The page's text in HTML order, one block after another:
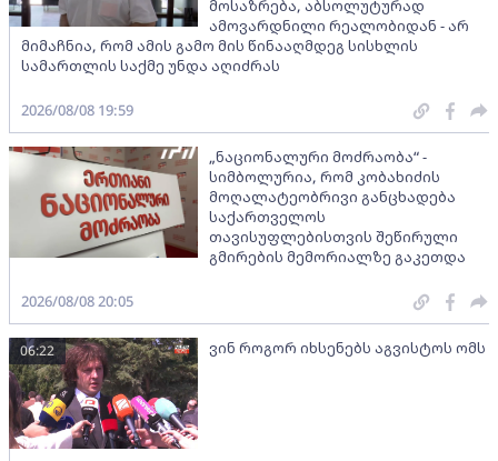
მოსაზრება, აბსოლუტურად
ამოვარდნილი რეალობიდან - არ
მიმაჩნია, რომ ამის გამო მის წინააღმდეგ სისხლის
სამართლის საქმე უნდა აღიძრას
2026/08/08 19:59
„ნაციონალური მოძრაობა“ -
სიმბოლურია, რომ კობახიძის
მოღალატეობრივი განცხადება
საქართველოს
თავისუფლებისთვის შეწირული
გმირების მემორიალზე გაკეთდა
2026/08/08 20:05
ვინ როგორ იხსენებს აგვისტოს ომს
06:22